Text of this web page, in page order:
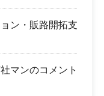
ン・販路開拓支
マンのコメント